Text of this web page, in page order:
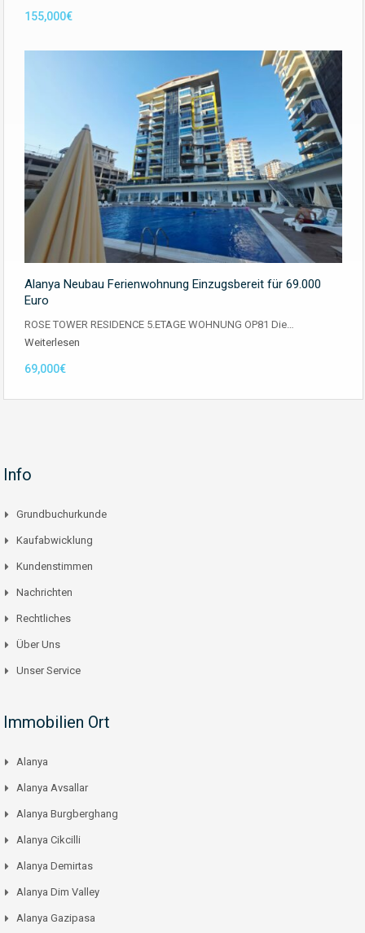
155,000€
Alanya Neubau Ferienwohnung Einzugsbereit für 69.000
Euro
ROSE TOWER RESIDENCE 5.ETAGE WOHNUNG OP81 Die…
Weiterlesen
69,000€
Info
Grundbuchurkunde
Kaufabwicklung
Kundenstimmen
Nachrichten
Rechtliches
Über Uns
Unser Service
Immobilien Ort
Alanya
Alanya Avsallar
Alanya Burgberghang
Alanya Cikcilli
Alanya Demirtas
Alanya Dim Valley
Alanya Gazipasa